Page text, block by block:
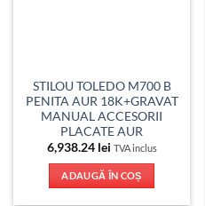
STILOU TOLEDO M700 B
PENITA AUR 18K+GRAVAT
MANUAL ACCESORII
PLACATE AUR
6,938.24 lei TVA inclus
ADAUGĂ ÎN COȘ